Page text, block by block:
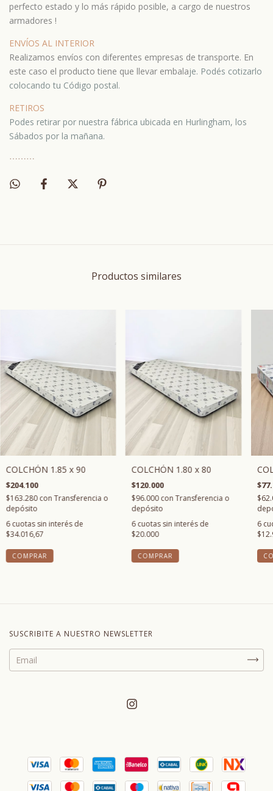
perfecto estado y lo más rápido posible, a cargo de nuestros
armadores !
ENVÍOS AL INTERIOR
Realizamos envíos con diferentes empresas de transporte. En
este caso el producto tiene que llevar embalaje. Podés cotizarlo
colocando tu Código postal.
RETIROS
Podes retirar por nuestra fábrica ubicada en Hurlingham, los
Sábados por la mañana.
⋯⋯⋯
Productos similares
COLCHÓN 1.85 x 90
$204.100
$163.280con Transferencia o
depósito
6cuotas sin interés de
$34.016,67
COMPRAR
COLCHÓN 1.80 x 80
$120.000
$96.000con Transferencia o
depósito
6cuotas sin interés de
$20.000
COMPRAR
6
SUSCRIBITE A NUESTRO NEWSLETTER